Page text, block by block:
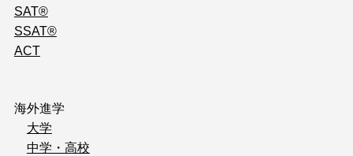
SAT®
SSAT®
ACT
海外進学
大学
中学・高校